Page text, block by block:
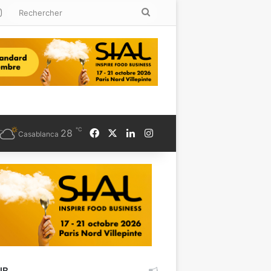
Instagram
Casablanca 28 ℃ FacebookLinkedinInstagram